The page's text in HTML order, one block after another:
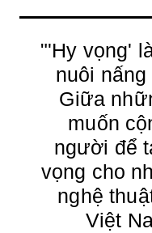
"'Hy vọng'
nuôi
Giữa
muốn
người để
vọng cho
nghệ
Việt